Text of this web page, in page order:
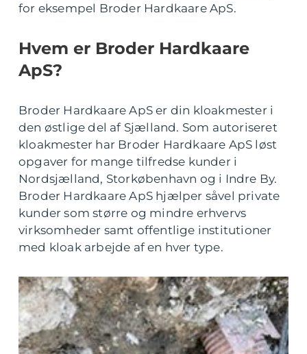
for eksempel Broder Hardkaare ApS.
Hvem er Broder Hardkaare
ApS?
Broder Hardkaare ApS er din kloakmester i
den østlige del af Sjælland. Som autoriseret
kloakmester har Broder Hardkaare ApS løst
opgaver for mange tilfredse kunder i
Nordsjælland, Storkøbenhavn og i Indre By.
Broder Hardkaare ApS hjælper såvel private
kunder som større og mindre erhvervs
virksomheder samt offentlige institutioner
med kloak arbejde af en hver type.